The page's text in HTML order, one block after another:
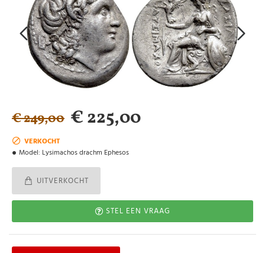
VERKOCHT
Model: Lysimachos drachm Ephesos
€ 225,00
€ 249,00
UITVERKOCHT
STEL EEN VRAAG